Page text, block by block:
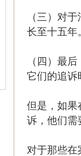
（三）对
长至十五年
（四）最
它们的追诉
但是，如果
诉，他们需
对于那些在